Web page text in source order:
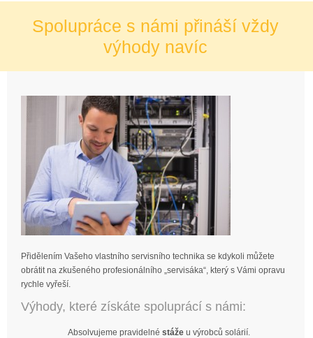
Spolupráce s námi přináší vždy
výhody navíc
Přidělením Vašeho vlastního servisního technika se kdykoli můžete
obrátit na zkušeného profesionálního „servisáka“, který s Vámi opravu
rychle vyřeší.
Výhody, které získáte spoluprácí s námi:
Absolvujeme pravidelné stáže u výrobců solárií.